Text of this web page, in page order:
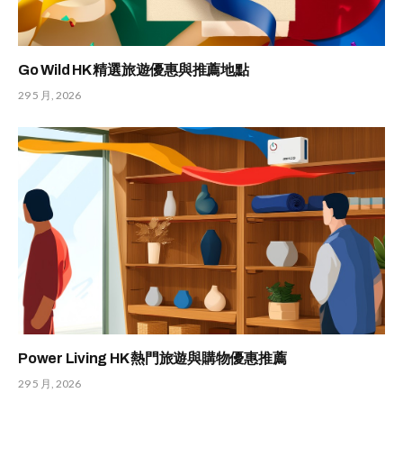
Go Wild HK 精選旅遊優惠與推薦地點
29 5 月, 2026
Power Living HK 熱門旅遊與購物優惠推薦
29 5 月, 2026